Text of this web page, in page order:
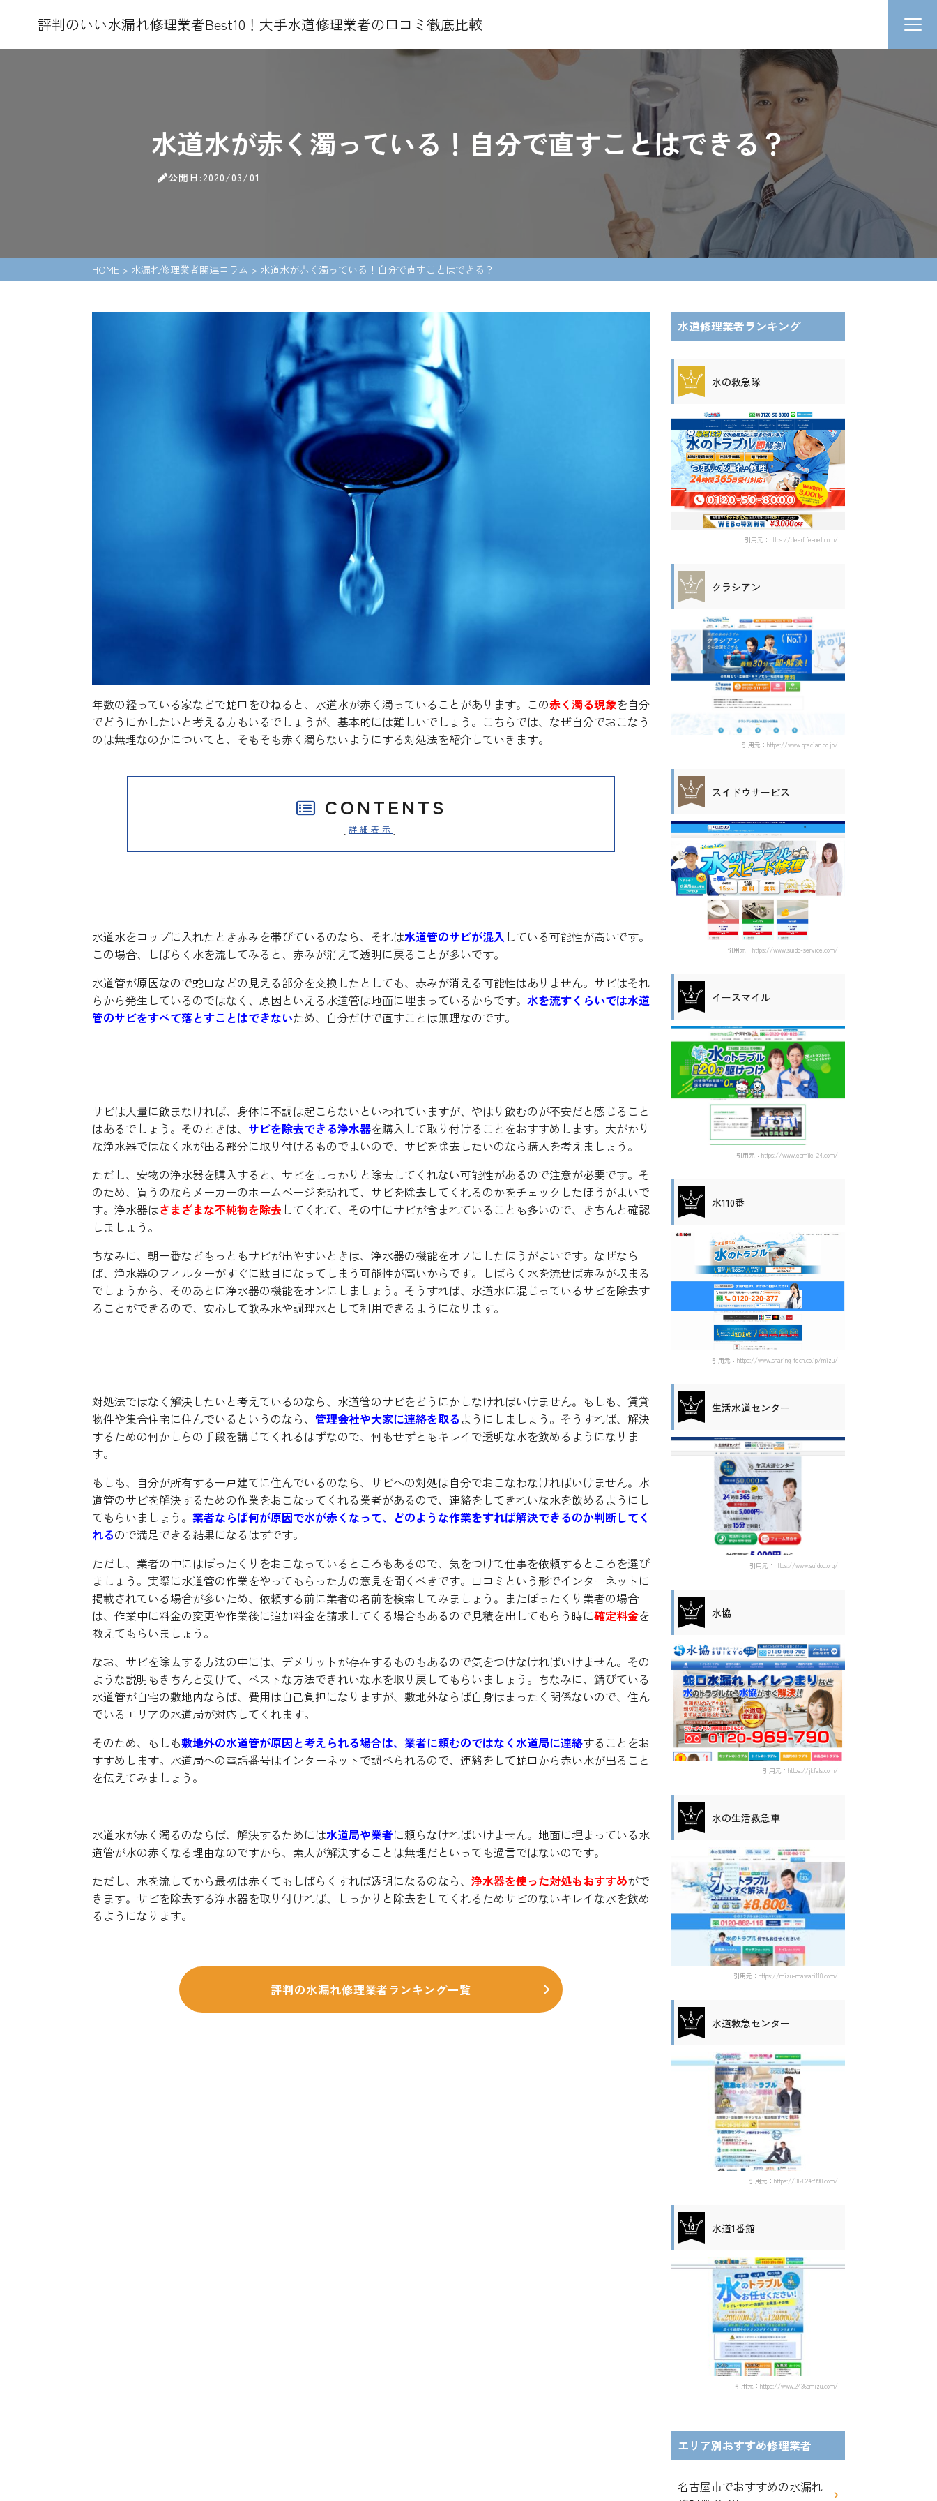
評判のいい水漏れ修理業者Best10！大手水道修理業者の口コミ徹底比較
水道水が赤く濁っている！自分で直すことはできる？
公開日:2020/03/01
HOME > 水漏れ修理業者関連コラム > 水道水が赤く濁っている！自分で直すことはできる？
年数の経っている家などで蛇口をひねると、水道水が赤く濁っていることがあります。この赤く濁る現象を自分
でどうにかしたいと考える方もいるでしょうが、基本的には難しいでしょう。こちらでは、なぜ自分でおこなう
のは無理なのかについてと、そもそも赤く濁らないようにする対処法を紹介していきます。
CONTENTS
[ 詳細表示 ]
水道水をコップに入れたとき赤みを帯びているのなら、それは水道管のサビが混入 している可能性が高いです。
この場合、しばらく水を流してみると、赤みが消えて透明に戻ることが多いです。
水道管が原因なので蛇口などの見える部分を交換したとしても、赤みが消える可能性はありません。サビはそれ
らから発生しているのではなく、原因といえる水道管は地面に埋まっているからです。 水を流すくらいでは水道
管のサビをすべて落とすことはできないため、自分だけで直すことは無理なのです。
サビは大量に飲まなければ、身体に不調は起こらないといわれていますが、やはり飲むのが不安だと感じること
はあるでしょう。そのときは、 サビを除去できる浄水器を購入して取り付けることをおすすめします。大がかり
な浄水器ではなく水が出る部分に取り付けるものでよいので、サビを除去したいのなら購入を考えましょう。
ただし、安物の浄水器を購入すると、サビをしっかりと除去してくれない可能性があるので注意が必要です。そ
のため、買うのならメーカーのホームページを訪れて、サビを除去してくれるのかをチェックしたほうがよいで
す。浄水器はさまざまな不純物を除去 してくれて、その中にサビが含まれていることも多いので、きちんと確認
しましょう。
ちなみに、朝一番などもっともサビが出やすいときは、浄水器の機能をオフにしたほうがよいです。なぜなら
ば、浄水器のフィルターがすぐに駄目になってしまう可能性が高いからです。しばらく水を流せば赤みが収まる
でしょうから、そのあとに浄水器の機能をオンにしましょう。そうすれば、水道水に混じっているサビを除去す
ることができるので、安心して飲み水や調理水として利用できるようになります。
対処法ではなく解決したいと考えているのなら、水道管のサビをどうにかしなければいけません。もしも、賃貸
物件や集合住宅に住んでいるというのなら、 管理会社や大家に連絡を取る ようにしましょう。そうすれば、解決
するための何かしらの手段を講じてくれるはずなので、何もせずともキレイで透明な水を飲めるようになりま
す。
もしも、自分が所有する一戸建てに住んでいるのなら、サビへの対処は自分でおこなわなければいけません。水
道管のサビを解決するための作業をおこなってくれる業者があるので、連絡をしてきれいな水を飲めるようにし
てもらいましょう。 業者ならば何が原因で水が赤くなって、どのような作業をすれば解決できるのか判断してく
れるので満足できる結果になるはずです。
ただし、業者の中にはぼったくりをおこなっているところもあるので、気をつけて仕事を依頼するところを選び
ましょう。実際に水道管の作業をやってもらった方の意見を聞くべきです。口コミという形でインターネットに
掲載されている場合が多いため、依頼する前に業者の名前を検索してみましょう。またぼったくり業者の場合
は、作業中に料金の変更や作業後に追加料金を請求してくる場合もあるので見積を出してもらう時に確定料金を
教えてもらいましょう。
なお、サビを除去する方法の中には、デメリットが存在するものもあるので気をつけなければいけません。その
ような説明もきちんと受けて、ベストな方法できれいな水を取り戻してもらいましょう。ちなみに、錆びている
水道管が自宅の敷地内ならば、費用は自己負担になりますが、敷地外ならば自身はまったく関係ないので、住ん
でいるエリアの水道局が対応してくれます。
そのため、もしも敷地外の水道管が原因と考えられる場合は、業者に頼むのではなく水道局に連絡することをお
すすめします。水道局への電話番号はインターネットで調べられるので、連絡をして蛇口から赤い水が出ること
を伝えてみましょう。
水道水が赤く濁るのならば、解決するためには水道局や業者に頼らなければいけません。地面に埋まっている水
道管が水の赤くなる理由なのですから、素人が解決することは無理だといっても過言ではないのです。
ただし、水を流してから最初は赤くてもしばらくすれば透明になるのなら、 浄水器を使った対処もおすすめがで
きます。サビを除去する浄水器を取り付ければ、しっかりと除去をしてくれるためサビのないキレイな水を飲め
るようになります。
評判の水漏れ修理業者ランキング一覧
水道修理業者ランキング
水の救急隊
引用元：https://clearlife-net.com/
クラシアン
引用元：https://www.qracian.co.jp/
スイドウサービス
引用元：https://www.suido-service.com/
イースマイル
引用元：https://www.esmile-24.com/
水110番
引用元：https://www.sharing-tech.co.jp/mizu/
生活水道センター
引用元：https://www.suidou.org/
水協
引用元：https://jkfals.com/
水の生活救急車
引用元：https://mizu-mawari110.com/
水道救急センター
引用元：https://0120245990.com/
水道1番館
引用元：https://www.24365mizu.com/
エリア別おすすめ修理業者
名古屋市でおすすめの水漏れ